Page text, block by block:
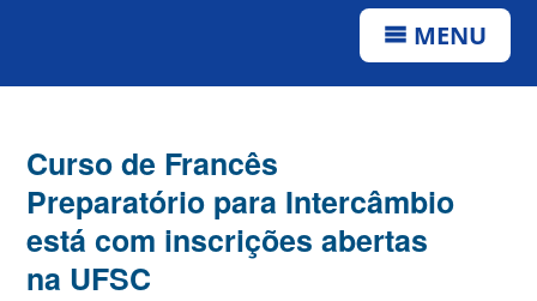
MENU
Curso de Francês
Preparatório para Intercâmbio
está com inscrições abertas
na UFSC